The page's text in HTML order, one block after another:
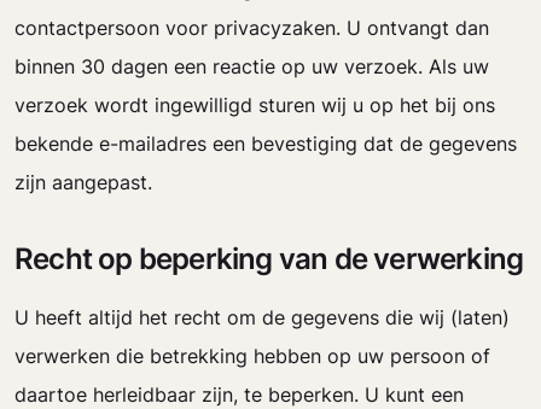
contactpersoon voor privacyzaken. U ontvangt dan
binnen 30 dagen een reactie op uw verzoek. Als uw
verzoek wordt ingewilligd sturen wij u op het bij ons
bekende e-mailadres een bevestiging dat de gegevens
zijn aangepast.
Recht op beperking van de verwerking
U heeft altijd het recht om de gegevens die wij (laten)
verwerken die betrekking hebben op uw persoon of
daartoe herleidbaar zijn, te beperken. U kunt een